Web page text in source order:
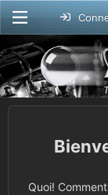
Quoi!